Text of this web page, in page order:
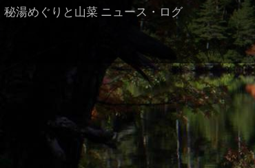
秘湯めぐりと山菜 ニュース・ログ